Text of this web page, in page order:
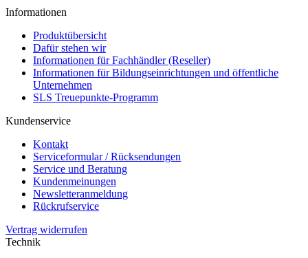
Informationen
Produktübersicht
Dafür stehen wir
Informationen für Fachhändler (Reseller)
Informationen für Bildungseinrichtungen und öffentliche
Unternehmen
SLS Treuepunkte-Programm
Kundenservice
Kontakt
Serviceformular / Rücksendungen
Service und Beratung
Kundenmeinungen
Newsletteranmeldung
Rückrufservice
Vertrag widerrufen
Technik